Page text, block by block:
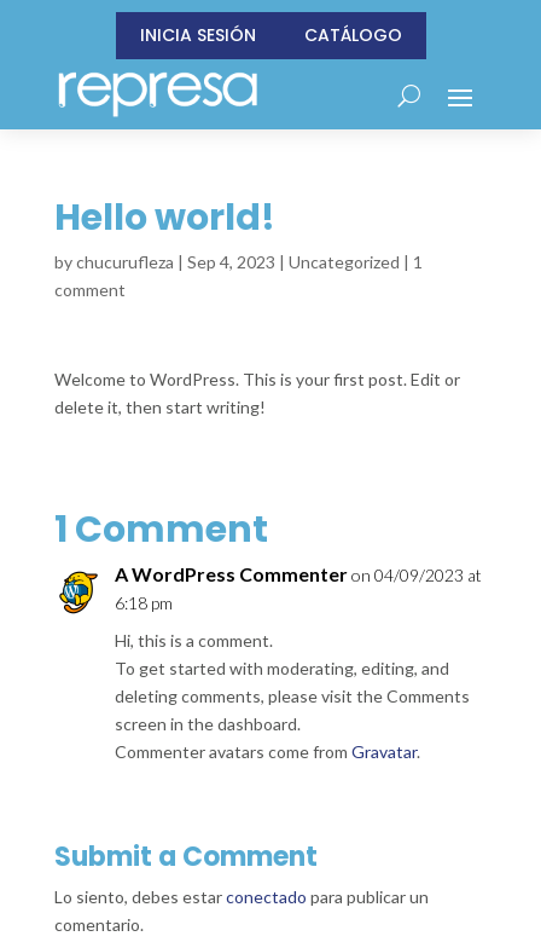
INICIA SESIÓN CATÁLOGO
Hello world!
bychucurufleza | Sep 4, 2023 | Uncategorized | 1
comment
Welcome to WordPress. This is your first post. Edit or
delete it, then start writing!
1 Comment
A WordPress Commenteron 04/09/2023 at
6:18 pm
Hi, this is a comment.
To get started with moderating, editing, and
deleting comments, please visit the Comments
screen in the dashboard.
Commenter avatars come from Gravatar.
Submit a Comment
Lo siento, debes estarconectado para publicar un
comentario.